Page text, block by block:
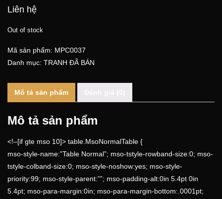
Liên hệ
Out of stock
Mã sản phẩm: MPC0037
Danh mục: TRANH ĐÃ BÁN
Mô tả sản phẩm
Mô tả sản phẩm
<!–[if gte mso 10]> table.MsoNormalTable {
mso-style-name:”Table Normal”; mso-tstyle-rowband-size:0; mso-
tstyle-colband-size:0; mso-style-noshow:yes; mso-style-
priority:99; mso-style-parent:””; mso-padding-alt:0in 5.4pt 0in
5.4pt; mso-para-margin:0in; mso-para-margin-bottom:.0001pt;